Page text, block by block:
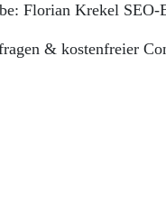
Florian Krekel SEO-
& kostenfreier